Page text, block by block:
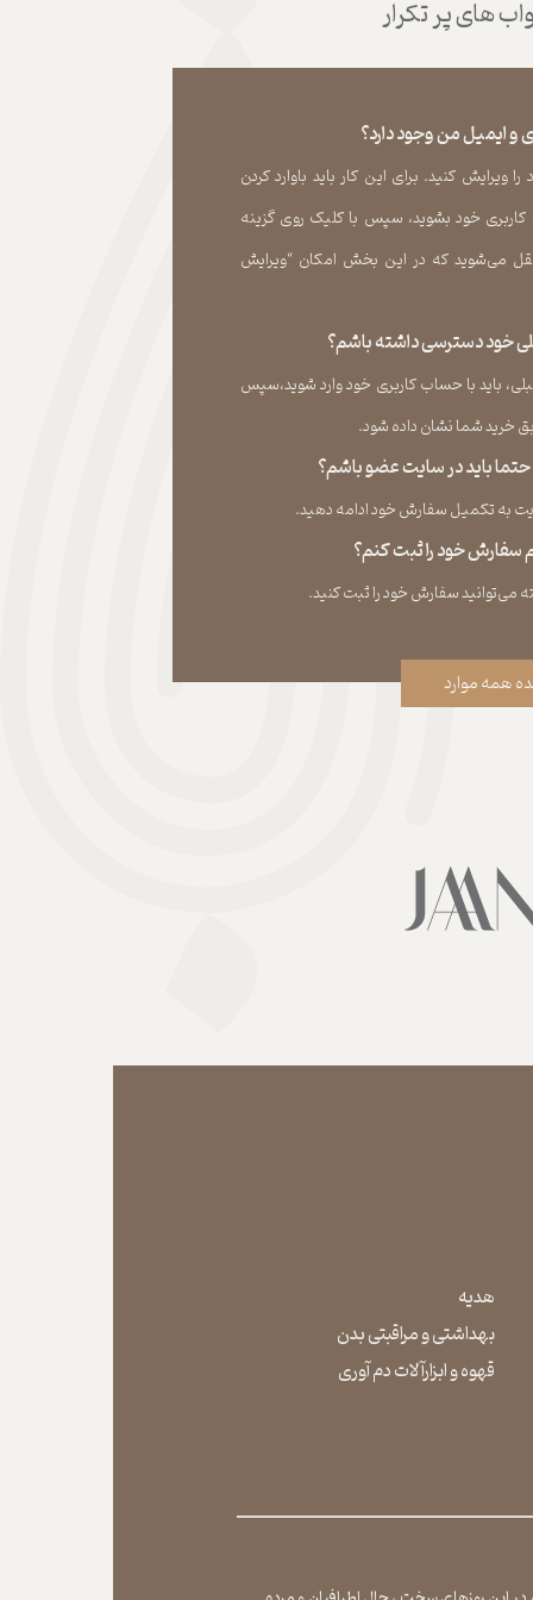
های پر تکرار
ایمیل من وجود دارد؟
کنید. برای این کار باید باوارد کردن
خود بشوید، سپس با کلیک روی گزینه
می‏‌شوید که در این بخش امکان “ویرایش
خود دسترسی داشته باشم؟
باید با حساب کاربری خود وارد شوید،سپس
خرید شما نشان داده ‏شود.​​​​​​​
حتما باید در سایت عضو باشم؟
به تکمیل سفارش خود ادامه دهید.​​​​​​​
سفارش خود را ثبت کنم؟
همه موارد
هدیه
بهداشتی و مراقبتی بدن
​​​​​​​قهوه و ابزارآلات دم آوری